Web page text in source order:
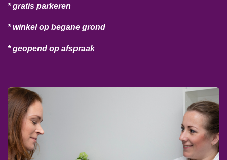
* gratis parkeren
* winkel op begane grond
* geopend op afspraak